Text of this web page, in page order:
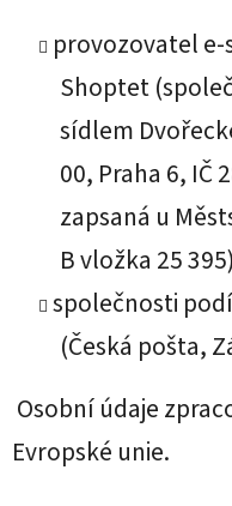
provozovatel
Shoptet
sídlem
00, Praha 6, IČ
zapsaná u
B vložka 25 395)
společnosti
(Česká pošta,
Osobní údaje
Evropské unie.